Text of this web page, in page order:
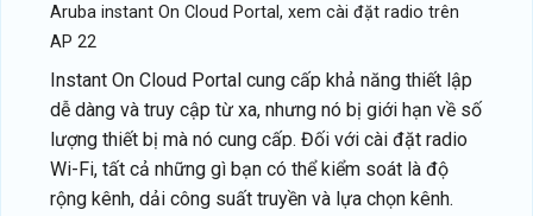
Aruba instant On Cloud Portal, xem cài đặt radio trên
AP 22
Instant On Cloud Portal cung cấp khả năng thiết lập
dễ dàng và truy cập từ xa, nhưng nó bị giới hạn về số
lượng thiết bị mà nó cung cấp. Đối với cài đặt radio
Wi-Fi, tất cả những gì bạn có thể kiểm soát là độ
rộng kênh, dải công suất truyền và lựa chọn kênh.